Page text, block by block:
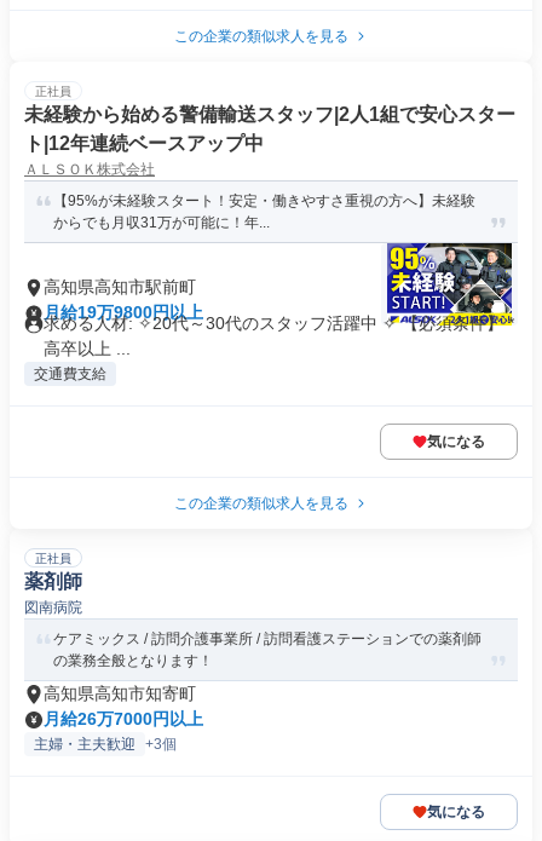
この企業の類似求人を見る
正社員
未経験から始める警備輸送スタッフ|2人1組で安心スター
ト|12年連続ベースアップ中
ＡＬＳＯＫ株式会社
【95%が未経験スタート！安定・働きやすさ重視の方へ】未経験
からでも月収31万が可能に！年...
高知県高知市駅前町
月給19万9800円以上
求める人材: ✧20代～30代のスタッフ活躍中 ✧ 【必須条件】 *
高卒以上 ...
交通費支給
気になる
この企業の類似求人を見る
正社員
薬剤師
図南病院
ケアミックス / 訪問介護事業所 / 訪問看護ステーションでの薬剤師
の業務全般となります！
高知県高知市知寄町
月給26万7000円以上
主婦・主夫歓迎 +3個
気になる